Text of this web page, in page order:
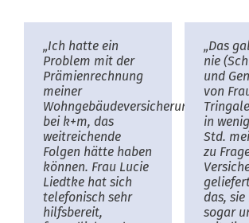
„Ich hatte ein
Problem mit der
Prämienrechnung
meiner
Wohngebäudeversicherung
bei k+m, das
weitreichende
Folgen hätte haben
können. Frau Lucie
Liedtke hat sich
telefonisch sehr
hilfsbereit,
„Das
nie
und
von
in
Std.
zu
das,
sogar